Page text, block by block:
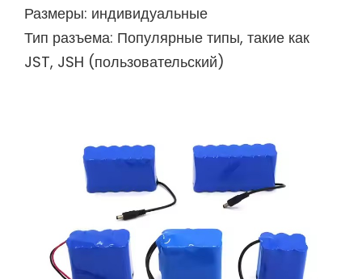
Размеры: индивидуальные
Тип разъема: Популярные типы, такие как
JST, JSH (пользовательский)